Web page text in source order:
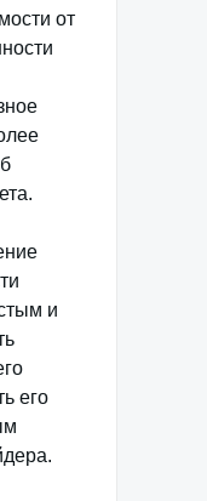
от
и
его